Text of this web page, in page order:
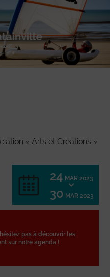
« Arts et Créations »
24 MAR 2023
30 MAR 2023
pas à découvrir les
sur notre agenda !